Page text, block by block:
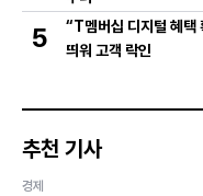
5
“T멤버십 디지털 혜택
띄워 고객 락인
추천 기사
경제